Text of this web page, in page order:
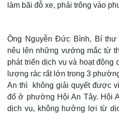
làm bãi đỗ xe, phải trông vào
Ông Nguyễn Đức Bình, Bí
nêu lên những vướng mắc từ
phát triển dịch vụ và hoạt động
lượng rác rất lớn trong 3
An thì không giải quyết được
đổ ở phường Hội An Tây. Hội
dịch vụ, không hưởng lợi từ